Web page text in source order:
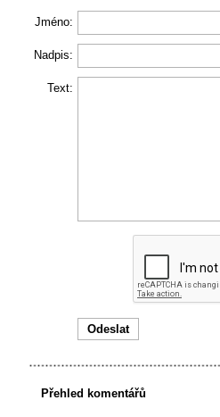
Jméno:
Nadpis:
Text:
Přehled komentářů